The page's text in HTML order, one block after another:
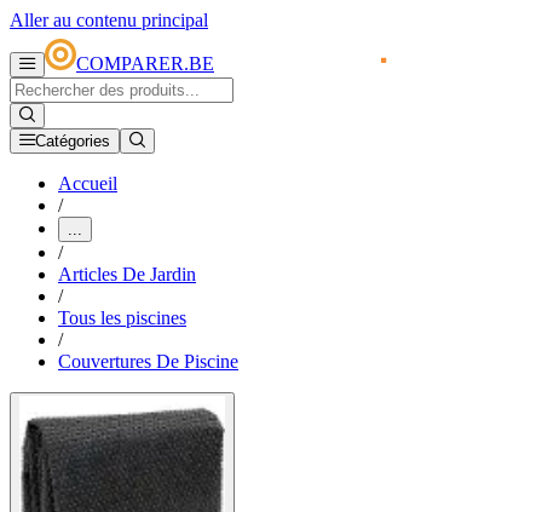
Aller au contenu principal
COMPARER.BE
Catégories
Accueil
/
...
/
Articles De Jardin
/
Tous les piscines
/
Couvertures De Piscine